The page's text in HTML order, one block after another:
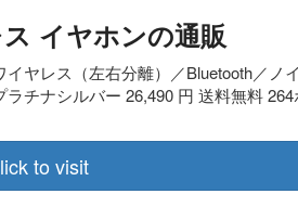
イヤホンの通販
レス（左右分離）／Bluetooth／ノ
ナシルバー 26,490 円 送料無料 264
to visit